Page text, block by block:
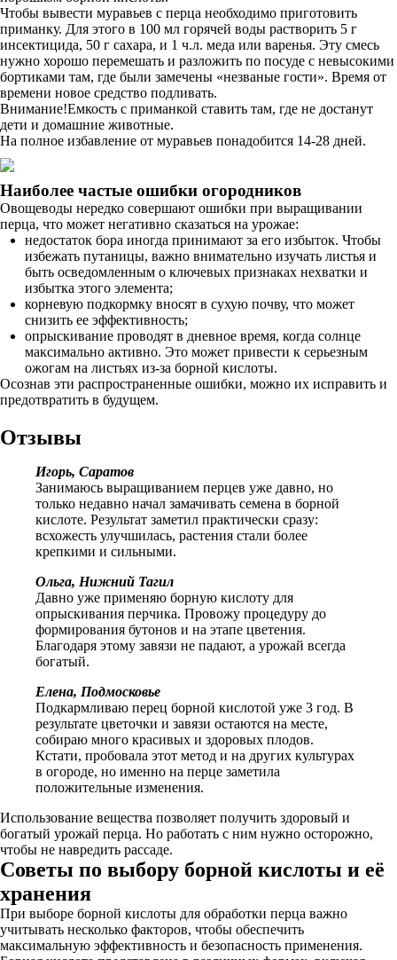
Чтобы вывести муравьев с перца необходимо приготовить
приманку. Для этого в 100 мл горячей воды растворить 5 г
инсектицида, 50 г сахара, и 1 ч.л. меда или варенья. Эту смесь
нужно хорошо перемешать и разложить по посуде с невысокими
бортиками там, где были замечены «незваные гости». Время от
времени новое средство подливать.
Внимание!Емкость с приманкой ставить там, где не достанут
дети и домашние животные.
На полное избавление от муравьев понадобится 14-28 дней.
Наиболее частые ошибки огородников
Овощеводы нередко совершают ошибки при выращивании
перца, что может негативно сказаться на урожае:
недостаток бора иногда принимают за его избыток. Чтобы
избежать путаницы, важно внимательно изучать листья и
быть осведомленным о ключевых признаках нехватки и
избытка этого элемента;
корневую подкормку вносят в сухую почву, что может
снизить ее эффективность;
опрыскивание проводят в дневное время, когда солнце
максимально активно. Это может привести к серьезным
ожогам на листьях из-за борной кислоты.
Осознав эти распространенные ошибки, можно их исправить и
предотвратить в будущем.
Отзывы
Игорь, Саратов
Занимаюсь выращиванием перцев уже давно, но
только недавно начал замачивать семена в борной
кислоте. Результат заметил практически сразу:
всхожесть улучшилась, растения стали более
крепкими и сильными.
Ольга, Нижний Тагил
Давно уже применяю борную кислоту для
опрыскивания перчика. Провожу процедуру до
формирования бутонов и на этапе цветения.
Благодаря этому завязи не падают, а урожай всегда
богатый.
Елена, Подмосковье
Подкармливаю перец борной кислотой уже 3 год. В
результате цветочки и завязи остаются на месте,
собираю много красивых и здоровых плодов.
Кстати, пробовала этот метод и на других культурах
в огороде, но именно на перце заметила
положительные изменения.
Использование вещества позволяет получить здоровый и
богатый урожай перца. Но работать с ним нужно осторожно,
чтобы не навредить рассаде.
Советы по выбору борной кислоты и её
хранения
При выборе борной кислоты для обработки перца важно
учитывать несколько факторов, чтобы обеспечить
максимальную эффективность и безопасность применения.